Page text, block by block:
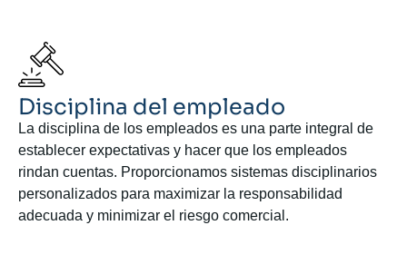
Disciplina del empleado
La disciplina de los empleados es una parte integral de
establecer expectativas y hacer que los empleados
rindan cuentas. Proporcionamos sistemas disciplinarios
personalizados para maximizar la responsabilidad
adecuada y minimizar el riesgo comercial.